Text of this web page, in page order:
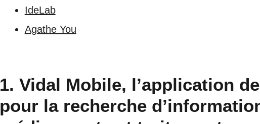
IdeLab
Agathe You
1. Vidal Mobile, l’application
pour la recherche